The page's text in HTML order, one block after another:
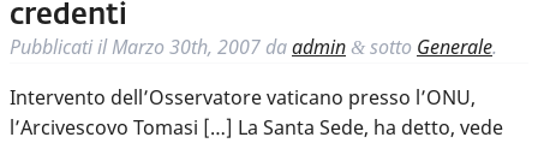
credenti
Pubblicati ilMarzo 30th, 2007 daadmin & sotto Generale.
Intervento dell’Osservatore vaticano presso l’ONU,
l’Arcivescovo Tomasi […] La Santa Sede, ha detto, vede